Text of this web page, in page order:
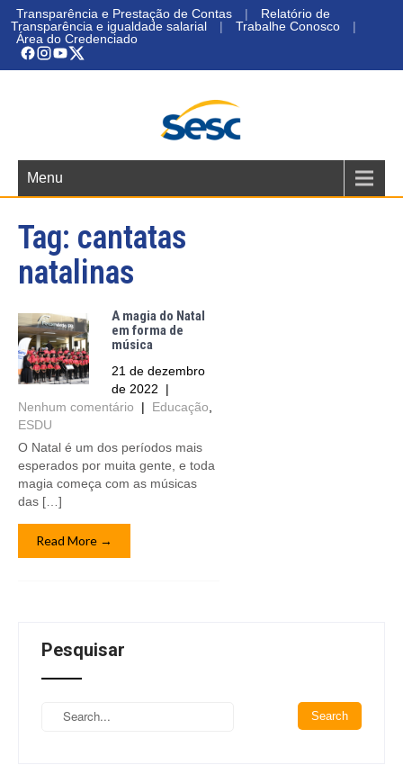
Transparência e Prestação de Contas |
Relatório de
Transparência e igualdade salarial
| Trabalhe Conosco
|
Área do Credenciado
Menu
Tag: cantatas
natalinas
A magia do Natal
em forma de
música
21 de dezembro
de 2022
|
Nenhum comentário
| Educação
ESDU
O Natal é um dos períodos mais
esperados por muita gente, e toda
magia começa com as músicas
das […]
Read More →
Pesquisar